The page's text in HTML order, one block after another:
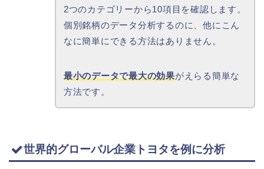
2つのカテゴリーから10項目を確認します。
個別銘柄のデータ分析するのに、他にこん
なに簡単にできる方法はありません。
最小のデータで最大の効果がえらる簡単な
方法です。
世界的グローバル企業トヨタを例に分析